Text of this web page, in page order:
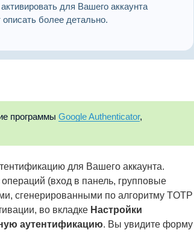
для Вашего аккаунта
более детально.
программы Google Authenticator,
для Вашего аккаунта.
(вход в панель, групповые
сгенерированными по алгоритму TOTP
во вкладке Настройки
аутентификацию. Вы увидите форму